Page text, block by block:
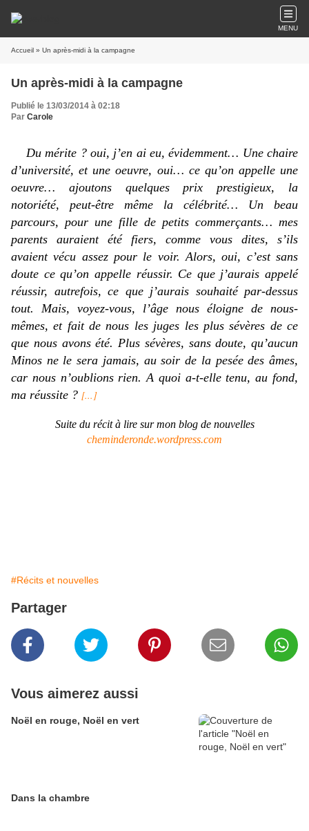
MENU
Accueil » Un après-midi à la campagne
Un après-midi à la campagne
Publié le 13/03/2014 à 02:18
Par Carole
Du mérite ? oui, j’en ai eu, évidemment… Une chaire
d’université, et une oeuvre, oui… ce qu’on appelle une
oeuvre… ajoutons quelques prix prestigieux, la
notoriété, peut-être même la célébrité… Un beau
parcours, pour une fille de petits commerçants… mes
parents auraient été fiers, comme vous dites, s’ils
avaient vécu assez pour le voir. Alors, oui, c’est sans
doute ce qu’on appelle réussir. Ce que j’aurais appelé
réussir, autrefois, ce que j’aurais souhaité par-dessus
tout. Mais, voyez-vous, l’âge nous éloigne de nous-
mêmes, et fait de nous les juges les plus sévères de ce
que nous avons été. Plus sévères, sans doute, qu’aucun
Minos ne le sera jamais, au soir de la pesée des âmes,
car nous n’oublions rien. A quoi a-t-elle tenu, au fond,
ma réussite ? [...]
Suite du récit à lire sur mon blog de nouvelles
cheminderonde.wordpress.com
#Récits et nouvelles
Partager
Vous aimerez aussi
Noël en rouge, Noël en vert
Dans la chambre